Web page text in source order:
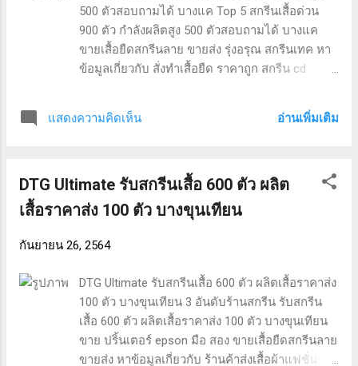
ดิจิตอล ราคา” “วิธีสกรีนถุงพลาสติกด้วยตัวเอง”
“สกรีนเสื้อ รูปภาพ”
500 ตัวสอบถามได้ บางแค Top 5 สกรีนเสื้อด่วน
900 ตัว กำลังผลิตสูง 500 ตัวสอบถามได้ บางแค
ขายเสื้อยืดสกรีนลาย ขายส่ง รุ่งอรุณ สกรีนเทค หา
ข้อมูลเกี่ยวกับ สั่งทําเสื้อยืด ราคาถูก สกรีน cd
knit ขาย ปริ้นเตอร์ a3 เลเซอร์ มือ สอง และ ผลิต
เสื้อราคาส่ง 70 ตัว. สกรีนเสื้อด่วน 900 ตัว บางแค
ราคาถูก สกรีน cd เชียงใหม่ สกรีนเสื้อด่วน 900 ตัว
ทั่วประเทศไทย สอบถามรายละเอียดเพิ่มเติมได้
ครับ คำค้นหาที่ได้รับความนิยม “สกรีนเสื้อด่วน 900
ตัว บางแค” “รุ่งอรุณ สกรีนเทค” “สั่งทําเสื้อยืด ราคา
lv” “ผลิตเสื้อราคาส่ง 70 ตัว” “ขาย ปริ้นเตอร์ a3
เลเซอร์ มือ สอง” “เสื้อไหมพรมขาว” “ขายเสื้อยืด
สกรีนลาย ขายส่ง”
แสดงความคิดเห็น อ่านเพิ่มเติม
DTG Ultimate รับสกรีนเสื้อ 600 ตัว ผลิต
เสื้อราคาส่ง 100 ตัว บางขุนเทียน
กันยายน 26, 2564
DTG Ultimate รับสกรีนเสื้อ 600 ตัว ผลิตเสื้อราคาส่ง
100 ตัว บางขุนเทียน 3 อันดับร้านสกรีน รับสกรีน
เสื้อ 600 ตัว ผลิตเสื้อราคาส่ง 100 ตัว บางขุนเทียน
ขาย ปริ้นเตอร์ epson มือ สอง ขายเสื้อยืดสกรีนลาย
ขายส่ง หาข้อมูลเกี่ยวกับ ร้านค้าส่งเสื้อผ้าแฟชั่น